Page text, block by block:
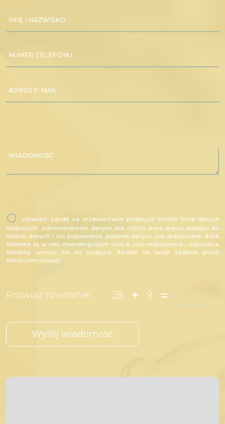
IMIĘ I NAZWISKO
NUMER TELEFONU
ADRES E-MAIL
WIADOMOŚĆ
wyrażam zgodę na przetwarzanie podanych przeze mnie danych
osobowych. administratorem danych jest infinity. mam prawo dostępu do
swoich danych i ich poprawiania. podanie danych jest dobrowolne. dane
zbierane są w celu marketingowym oraz w celu realizowania i wykonania
zawartej umowy lub do podjęcia działań na twoje żądanie przed
zawarciem umowy.
Rozwiąż równanie: 28 9